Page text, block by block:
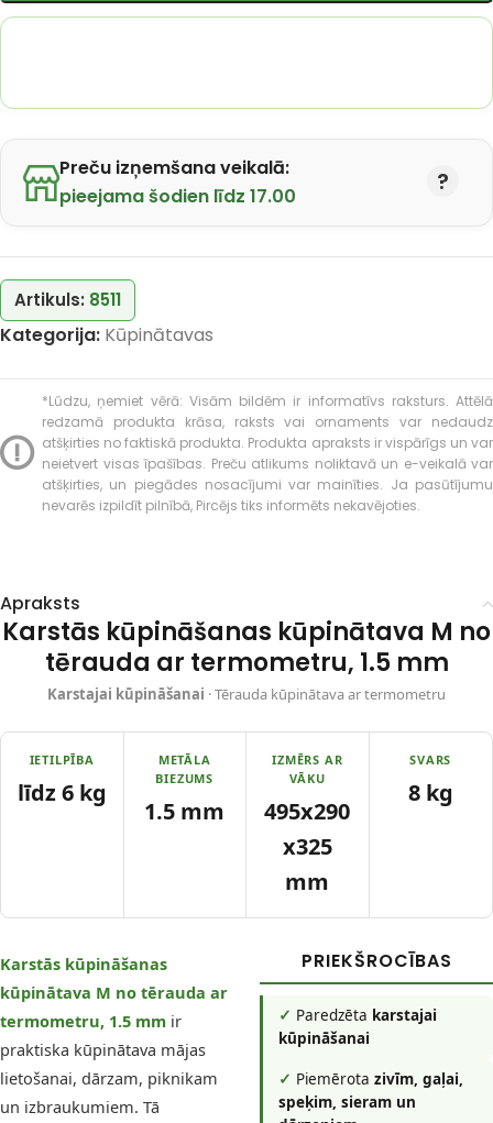
Preču izņemšana veikalā:
pieejama šodien līdz 17.00
Artikuls: 8511
Kategorija: Kūpinātavas
*Lūdzu, ņemiet vērā: Visām bildēm ir informatīvs raksturs. Attēlā
redzamā produkta krāsa, raksts vai ornaments var nedaudz
atšķirties no faktiskā produkta. Produkta apraksts ir vispārīgs un var
neietvert visas īpašības. Preču atlikums noliktavā un e-veikalā var
atšķirties, un piegādes nosacījumi var mainīties. Ja pasūtījumu
nevarēs izpildīt pilnībā, Pircējs tiks informēts nekavējoties.
Apraksts
Karstās kūpināšanas kūpinātava M no
tērauda ar termometru, 1.5 mm
Karstajai kūpināšanai · Tērauda kūpinātava ar termometru
IETILPĪBA
līdz 6 kg
METĀLA
BIEZUMS
1.5 mm
IZMĒRS AR
VĀKU
495x290
x325
mm
SVARS
8 kg
Karstās kūpināšanas
kūpinātava M no tērauda ar
termometru, 1.5 mm ir
praktiska kūpinātava mājas
lietošanai, dārzam, piknikam
un izbraukumiem. Tā
PRIEKŠROCĪBAS
✓ Paredzēta karstajai
kūpināšanai
✓ Piemērota zivīm, gaļai,
speķim, sieram un